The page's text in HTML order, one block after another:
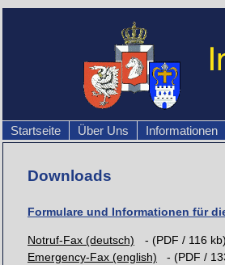
Downloads
Formulare und Informationen für
Notruf-Fax (deutsch)
- (PDF / 116 kb)
Emergency-Fax (english)
- (PDF /
Startseite Über Uns Informationen